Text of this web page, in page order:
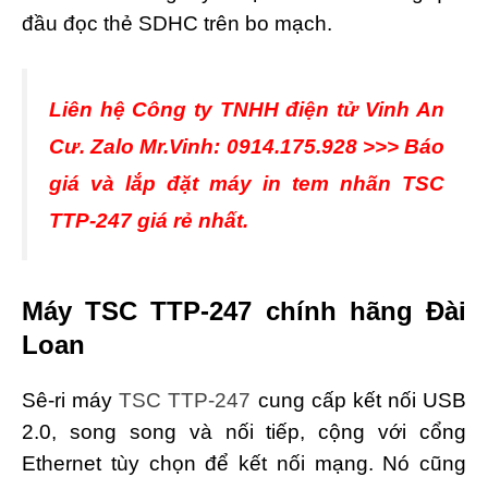
đầu đọc thẻ SDHC trên bo mạch.
Liên hệ Công ty TNHH điện tử Vinh An
Cư. Zalo Mr.Vinh: 0914.175.928 >>> Báo
giá và lắp đặt máy in tem nhãn TSC
TTP-247 giá rẻ nhất.
Máy TSC TTP-247 chính hãng Đài
Loan
Sê-ri máyTSC TTP-247 cung cấp kết nối USB
2.0, song song và nối tiếp, cộng với cổng
Ethernet tùy chọn để kết nối mạng. Nó cũng